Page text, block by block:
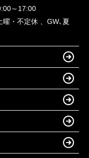
～17:00
曜・不定休 、GW､夏